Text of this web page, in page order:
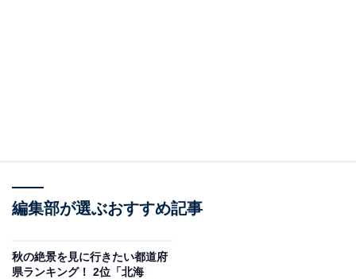
なばなの里で特に人気があるのは、鏡のような水面を持
らではの紅葉狩りが堪能できます。見頃のピークは年に
編集部が選ぶおすすめ記事
秋の絶景を見に行きたい都道府
県ランキング！ 2位「北海